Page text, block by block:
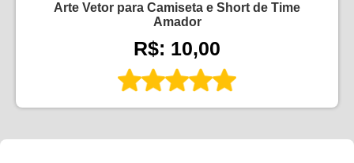
Arte Vetor para Camiseta e Short de Time
Amador
R$: 10,00